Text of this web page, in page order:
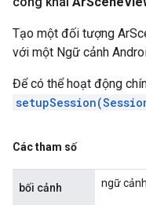
Tạo một đối tượng
với một Ngữ cảnh
Để có thể hoạt động
Các tham số
bối cảnh ngữ